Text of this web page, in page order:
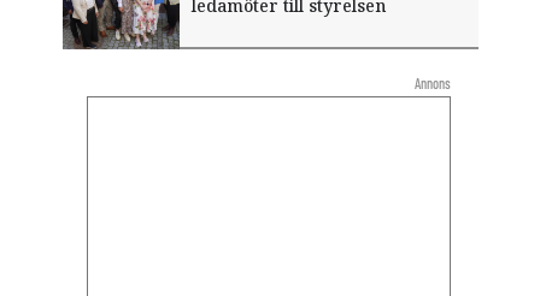
ledamöter till styrelsen
Annons